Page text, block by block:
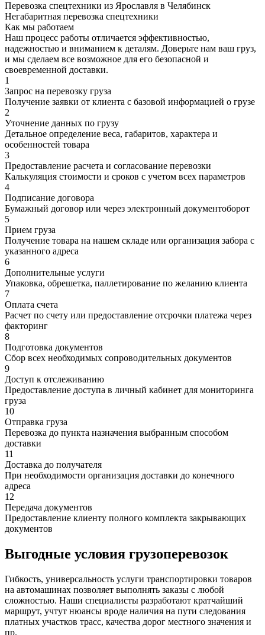
Перевозка спецтехники из Ярославля в Челябинск
Негабаритная перевозка спецтехники
Как мы работаем
Наш процесс работы отличается эффективностью,
надежностью и вниманием к деталям. Доверьте нам ваш груз,
и мы сделаем все возможное для его безопасной и
своевременной доставки.
1
Запрос на перевозку груза
Получение заявки от клиента с базовой информацией о грузе
2
Уточнение данных по грузу
Детальное определение веса, габаритов, характера и
особенностей товара
3
Предоставление расчета и согласование перевозки
Калькуляция стоимости и сроков с учетом всех параметров
4
Подписание договора
Бумажный договор или через электронный документоборот
5
Прием груза
Получение товара на нашем складе или организация забора с
указанного адреса
6
Дополнительные услуги
Упаковка, обрешетка, паллетирование по желанию клиента
7
Оплата счета
Расчет по счету или предоставление отсрочки платежа через
факторинг
8
Подготовка документов
Сбор всех необходимых сопроводительных документов
9
Доступ к отслеживанию
Предоставление доступа в личный кабинет для мониторинга
груза
10
Отправка груза
Перевозка до пункта назначения выбранным способом
доставки
11
Доставка до получателя
При необходимости организация доставки до конечного
адреса
12
Передача документов
Предоставление клиенту полного комплекта закрывающих
документов
Выгодные условия грузоперевозок
Гибкость, универсальность услуги транспортировки товаров
на автомашинах позволяет выполнять заказы с любой
сложностью. Наши специалисты разработают кратчайший
маршрут, учтут нюансы вроде наличия на пути следования
платных участков трасс, качества дорог местного значения и
пр.